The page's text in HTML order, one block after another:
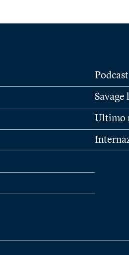
Podcast
Savage
Ultimo